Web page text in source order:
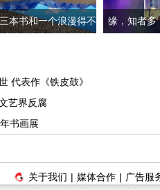
三本书和一个浪漫得不 缘，知者多
代表作《铁皮鼓》
艺界反腐
书画展
关于我们 | 媒体合作 | 广告服